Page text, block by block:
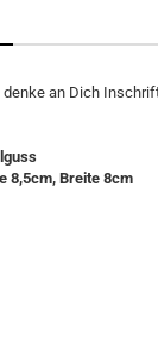
an Dich
8,5cm, Breite 8cm